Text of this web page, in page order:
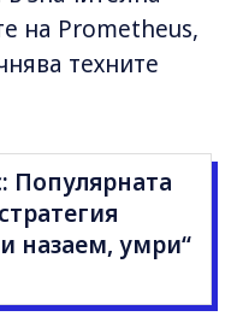
на Prometheus,
техните
Популярната
назаем, умри“